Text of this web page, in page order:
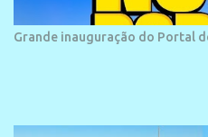
piauienses e, em menor número,
bairro onde se localiza a praia é
Grande inauguração do Portal